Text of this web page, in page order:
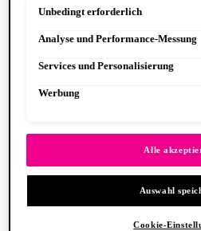
Body Oils
Fragrance
Body Butter + Lotion
Suga Baddie
PINSEL & TOOLS
Alle anzeigen PINSEL &
Foundation Pinsel
Lidschatten Pinsel
Glitzer
Makeup Schwämme
speichern"). Die Auswahl kann
Datenschutzinformationen.
Unbedingt erforderlich
Analyse und Performance-Messung
Services und Personalisierung
Werbung
Alle
Auswahl
Cookie-